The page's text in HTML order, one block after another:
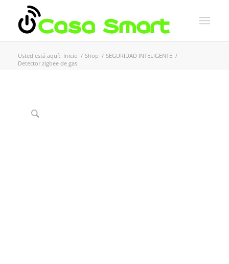
Usted está aquí: Inicio / Shop / SEGURIDAD INTELIGENTE /
Detector zigbee de gas